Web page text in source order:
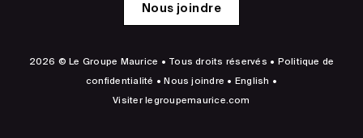
Nous joindre
2026 © Le Groupe Maurice • Tous droits réservés • Politique de
confidentialité •Nous joindre • English •
Visiterlegroupemaurice.com